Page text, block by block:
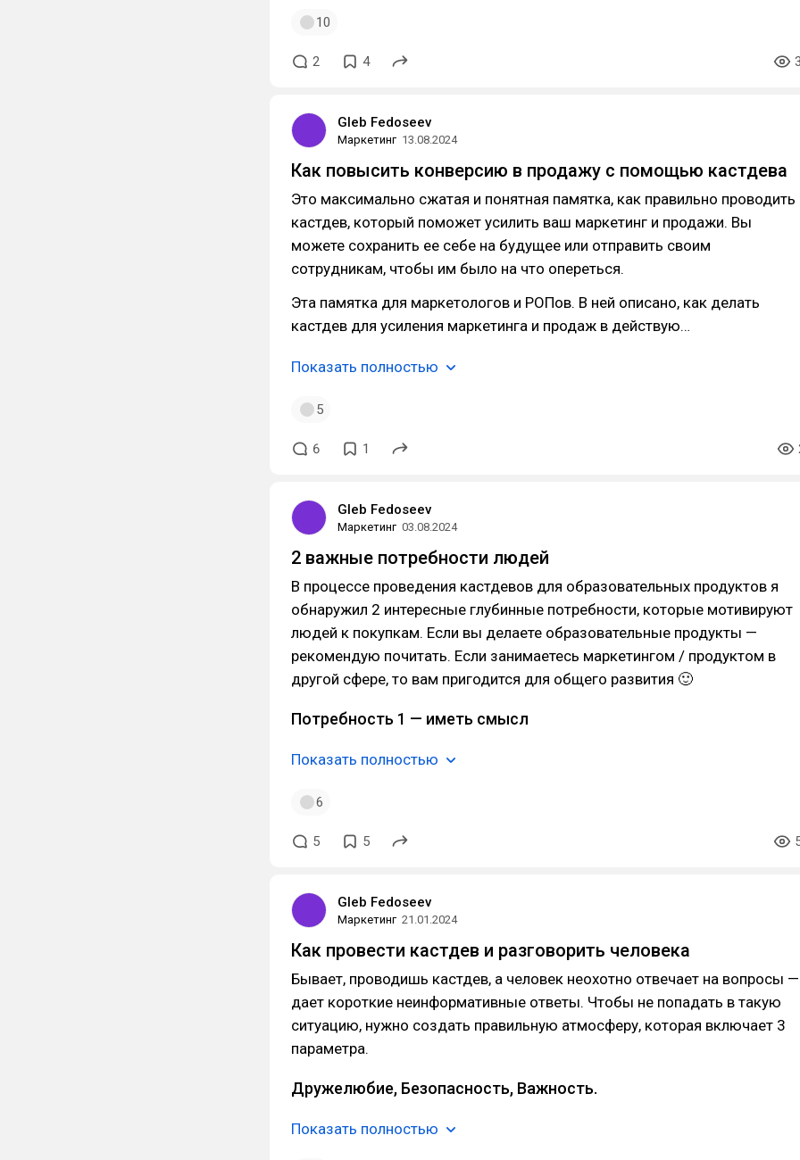
10
2 4
Gleb Fedoseev
Маркетинг 13.08.2024
Как повысить конверсию в продажу с помощью кастдева
Это максимально сжатая и понятная памятка, как правильно проводить
кастдев, который поможет усилить ваш маркетинг и продажи. Вы
можете сохранить ее себе на будущее или отправить своим
сотрудникам, чтобы им было на что опереться.
Эта памятка для маркетологов и РОПов. В ней описано, как делать
кастдев для усиления маркетинга и продаж в действую…
Показать полностью
5
6 1
Gleb Fedoseev
Маркетинг 03.08.2024
2 важные потребности людей
В процессе проведения кастдевов для образовательных продуктов я
обнаружил 2 интересные глубинные потребности, которые мотивируют
людей к покупкам. Если вы делаете образовательные продукты —
рекомендую почитать. Если занимаетесь маркетингом / продуктом в
другой сфере, то вам пригодится для общего развития 🙂
Потребность 1 — иметь смысл
Показать полностью
6
5 5
Gleb Fedoseev
Маркетинг 21.01.2024
Как провести кастдев и разговорить человека
Бывает, проводишь кастдев, а человек неохотно отвечает на вопросы —
дает короткие неинформативные ответы. Чтобы не попадать в такую
ситуацию, нужно создать правильную атмосферу, которая включает 3
параметра.
Дружелюбие, Безопасность, Важность.
Показать полностью